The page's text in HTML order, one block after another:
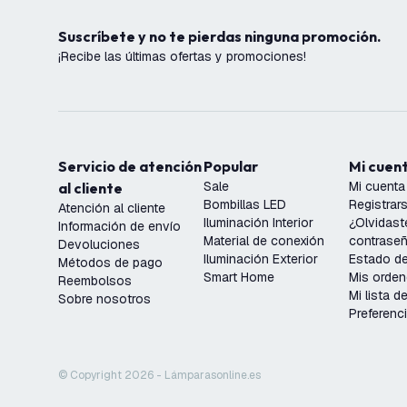
Suscríbete y no te pierdas ninguna promoción.
¡Recibe las últimas ofertas y promociones!
Servicio de atención
al cliente
Atención al cliente
Información de envío
Devoluciones
Métodos de pago
Reembolsos
Sobre nosotros
Popular
Sale
Bombillas LED
Iluminación Interior
Material de conexión
Iluminación Exterior
Smart Home
Mi
Mi cuenta
Estado
Mis
Mi lista
© Copyright 2026 - Lámparasonline.es